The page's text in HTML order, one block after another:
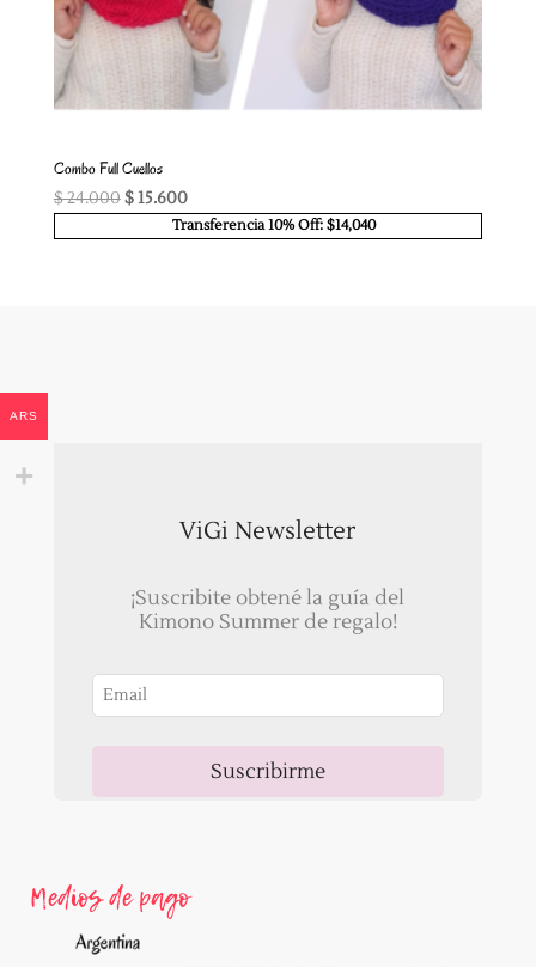
Combo Full Cuellos
$24.000El
precio
$15.600El
precio
Transferencia 10% Off: $14,040
ViGi Newsletter
¡Suscribite obtené la guía del
Kimono Summer de regalo!
Suscribirme
Medios de pago
ARS